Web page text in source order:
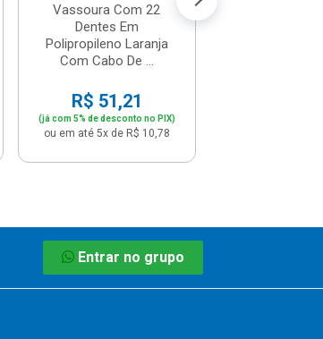
Vassoura Com 22
Dentes Em
Polipropileno Laranja
Com Cabo De ...
R$ 51,21
(já com 5% de desconto no PIX)
ou em até 5x de R$ 10,78
Entrar no grupo